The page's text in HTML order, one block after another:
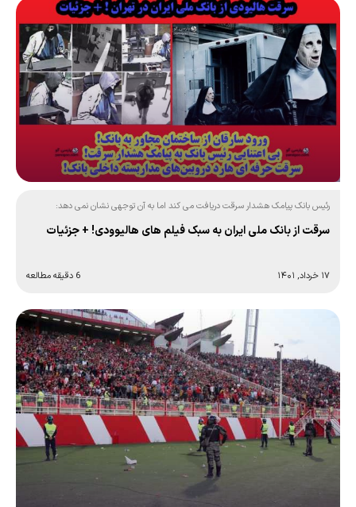
رئیس بانک پیامک هشدار سرقت دریافت می کند اما به آن توجهی نشان نمی دهد:
سرقت از بانک ملی ایران به سبک فیلم های هالیوودی! + جزئیات
۱۷ خرداد, ۱۴۰۱ 6 دقیقه مطالعه